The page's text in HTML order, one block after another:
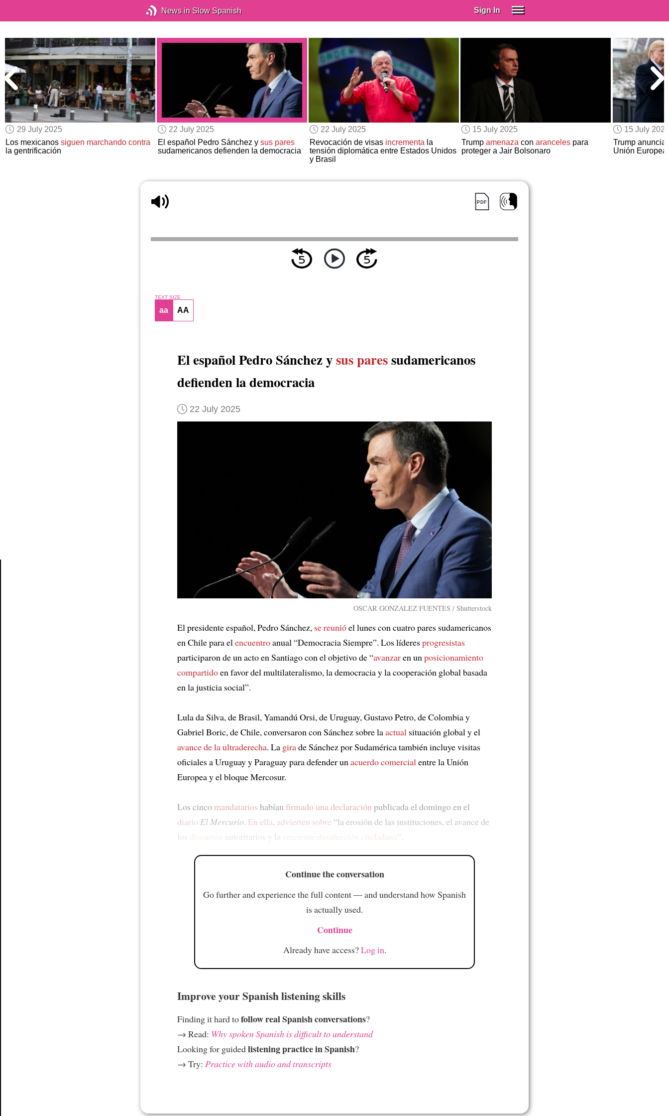
News in Slow Spanish Sign In
EDUCATIONAL LICENSES
GIFT CARDS
OTHER LANGUAGES
ABOUT US
29 July 2025
Los mexicanossiguen marchando contra
la gentrificación
22 July 2025
El español Pedro Sánchez y sus pares
sudamericanos defienden la democracia
22 July 2025
Revocación de visas incrementala
tensión diplomática entre Estados Unidos
y Brasil
15 July 2025
Trump amenazacon arancelespara
proteger a Jair Bolsonaro
15 July
Trump anuncia
Unión Europea
TEXT SIZE
aa AA
El español Pedro Sánchez ysus paressudamericanos
defienden la democracia
22 July 2025
OSCAR GONZALEZ FUENTES / Shutterstock
El presidente español, Pedro Sánchez, se reunióel lunes con cuatro pares sudamericanos
en Chile para elencuentroanual “Democracia Siempre”. Los líderesprogresistas
participaron de un acto en Santiago con el objetivo de “avanzaren unposicionamiento
compartidoen favor del multilateralismo, la democracia y la cooperación global basada
en la justicia social”.
Lula da Silva, de Brasil, Yamandú Orsi, de Uruguay, Gustavo Petro, de Colombia y
Gabriel Boric, de Chile, conversaron con Sánchez sobre laactual situación global y el
avance de la ultraderecha. La girade Sánchez por Sudamérica también incluye visitas
oficiales a Uruguay y Paraguay para defender unacuerdo comercialentre la Unión
Europea y el bloque Mercosur.
Los cinco mandatarios habían firmado una declaración publicada el domingo en el
diario El Mercurio. En ella, advierten sobre “la erosión de las instituciones, el avance de
los discursos autoritarios y la creciente desafección ciudadana”.
Continue the conversation
Go further and experience the full content — and understand how Spanish
is actually used.
Continue
Already have access?Log in.
Improve your Spanish listening skills
Finding it hard tofollow real Spanish conversations?
→ Read: Why spoken Spanish is difficult to understand
Looking for guidedlistening practice in Spanish?
→ Try: Practice with audio and transcripts